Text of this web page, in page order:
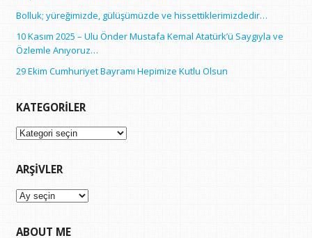
Bolluk; yüreğimizde, gülüşümüzde ve hissettiklerimizdedir…
10 Kasım 2025 – Ulu Önder Mustafa Kemal Atatürk’ü Saygıyla ve
Özlemle Anıyoruz…
29 Ekim Cumhuriyet Bayramı Hepimize Kutlu Olsun
KATEGORILER
Kategoriler
ARŞIVLER
Arşivler
ABOUT ME